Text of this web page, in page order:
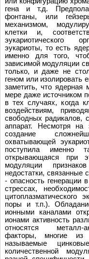
гена и т.д.
фонтаны, или
механизмом,
клетки и,
эукариотического
эукариоты, то есть
именно для того,
зависимой модуляции
только, и даже не
геном или изолировать
заметить, что ядерная
мере даже источником
в тех случаях, когда
воздействиям,
свободных радикалов,
аппарат. Несмотря
создание
охватывающей
поступила именно
открывающаяся при
модуляции
недостатки, связанные
- опасность генерации
стрессах,
цитоплазматического
поры и т.п.).
ионными каналами
ионами активность
относятся металл-
факторы, многие из
называемые
количественной